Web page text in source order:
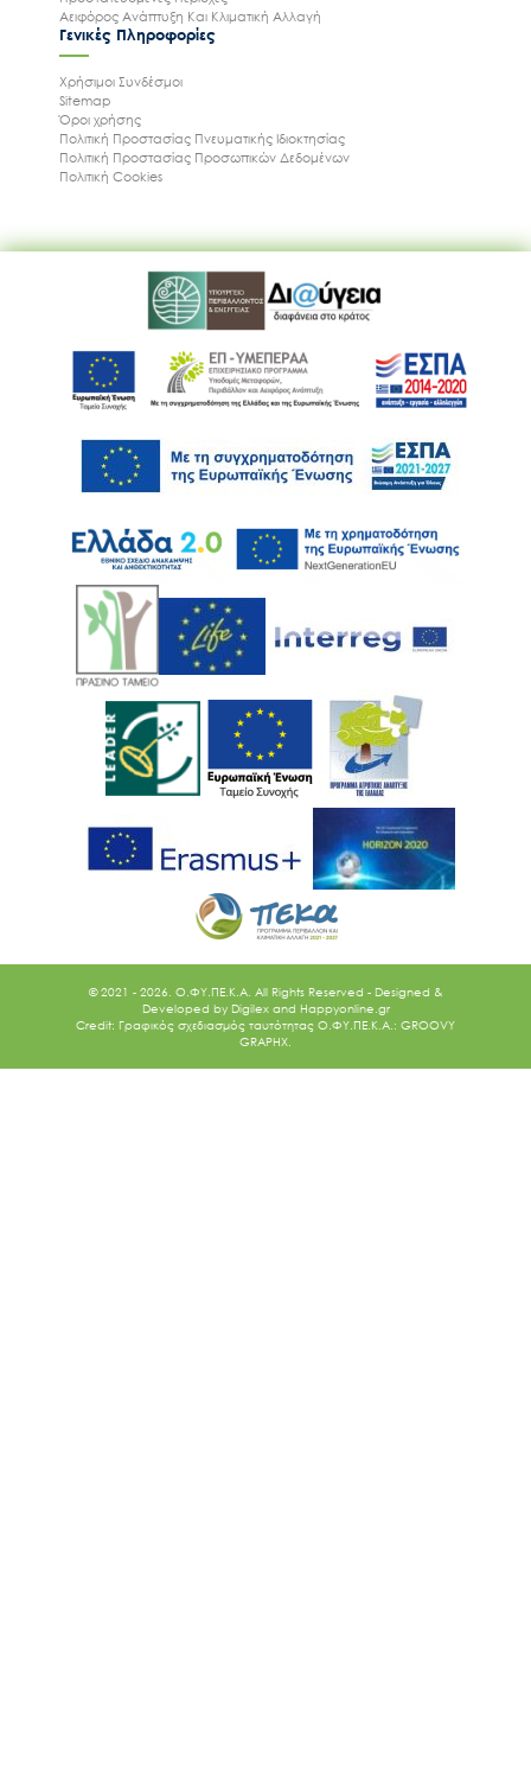
Αειφόρος Ανάπτυξη Και Κλιματική Αλλαγή
Γενικές Πληροφορίες
Χρήσιμοι Συνδέσμοι
Sitemap
Όροι χρήσης
Πολιτική Προστασίας Πνευματικής Ιδιοκτησίας
Πολιτική Προστασίας Προσωπικών Δεδομένων
Πολιτική Cookies
© 2021 - 2026. O.ΦΥ.ΠΕ.Κ.Α. All Rights Reserved - Designed &
Developed by Digilex and Happyonline.gr
Credit: Γραφικός σχεδιασμός ταυτότητας Ο.ΦΥ.ΠΕ.Κ.Α.: GROOVY
GRAPHX.